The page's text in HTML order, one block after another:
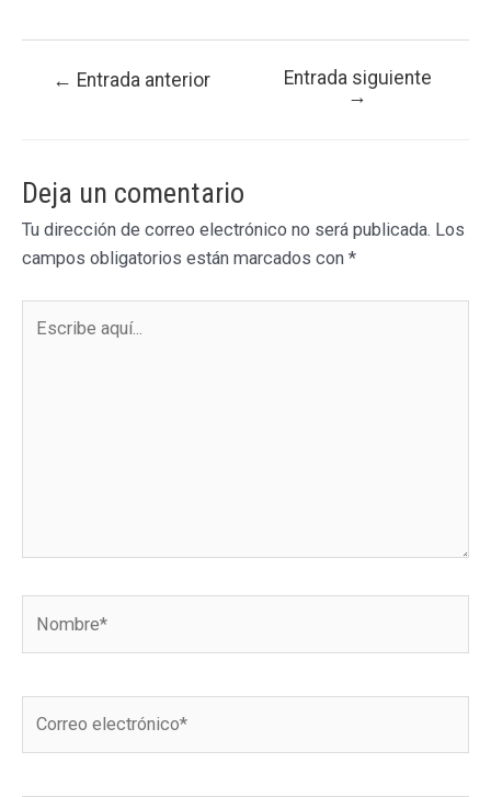
Navegación
← Entrada anterior
Entrada siguiente
→
Deja un comentario
Tu dirección de correo electrónico no será publicada. Los
campos obligatorios están marcados con *
aquí...
electrónico*